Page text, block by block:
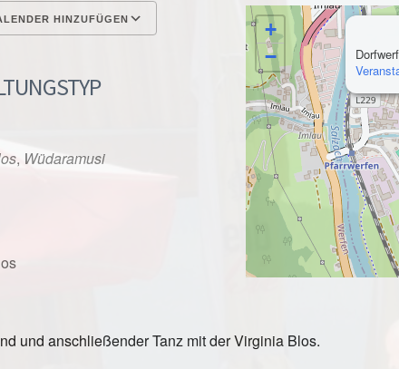
HINZUFÜGEN
Google Kalender
, Wüdaramusi
+
−
und anschließender Tanz mit der Virginia Blos.